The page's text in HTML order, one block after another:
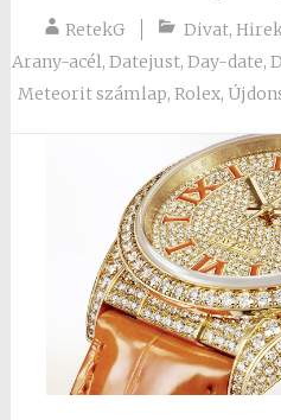
RetekG Divat,
Arany-acél, Datejust, Day-date,
Meteorit számlap,Rolex,